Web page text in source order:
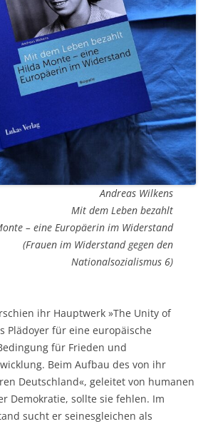
Andreas Wilkens
Mit dem Leben bezahlt
– eine Europäerin im Widerstand
(Frauen im Widerstand gegen den
Nationalsozialismus 6)
ihr Hauptwerk »The Unity of
Plädoyer für eine europäische
für Frieden und
Beim Aufbau des von ihr
Deutschland«, geleitet von humanen
Demokratie, sollte sie fehlen. Im
sucht er seinesgleichen als